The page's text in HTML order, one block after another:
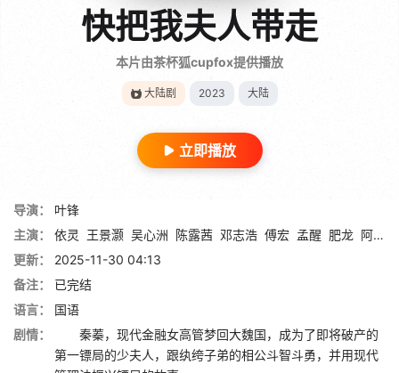
快把我夫人带走
本片由茶杯狐cupfox提供播放
大陆剧 2023 大陆
立即播放
导演：
叶锋
主演：
依灵 王景灏 吴心洲 陈露茜 邓志浩 傅宏 孟醒 肥龙 阿宽
更新：
2025-11-30 04:13
备注：
已完结
语言：
国语
剧情：
秦蓁，现代金融女高管梦回大魏国，成为了即将破产的
第一镖局的少夫人，跟纨绔子弟的相公斗智斗勇，并用现代